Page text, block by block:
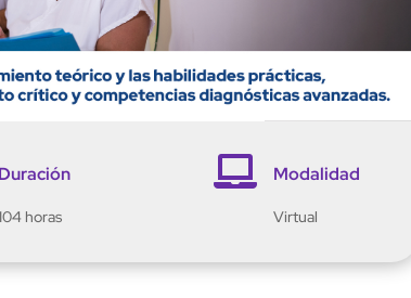
horas
 Modalidad
Virtual